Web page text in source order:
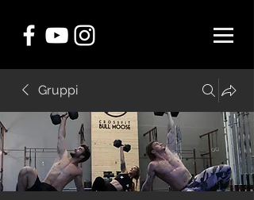
Gruppi